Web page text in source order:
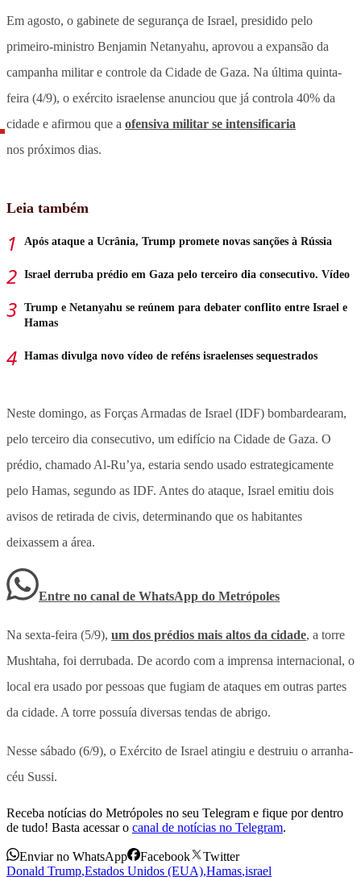
Em agosto, o gabinete de segurança de Israel, presidido pelo
primeiro-ministro Benjamin Netanyahu, aprovou a expansão da
campanha militar e controle da Cidade de Gaza. Na última quinta-
feira (4/9), o exército israelense anunciou que já controla 40% da
cidade e afirmou que a ofensiva militar se intensificaria
nos próximos dias.
Leia também
Após ataque a Ucrânia, Trump promete novas sanções à Rússia
Israel derruba prédio em Gaza pelo terceiro dia consecutivo. Vídeo
Trump e Netanyahu se reúnem para debater conflito entre Israel e
Hamas
Hamas divulga novo vídeo de reféns israelenses sequestrados
Neste domingo, as Forças Armadas de Israel (IDF) bombardearam,
pelo terceiro dia consecutivo, um edifício na Cidade de Gaza. O
prédio, chamado Al-Ru’ya, estaria sendo usado estrategicamente
pelo Hamas, segundo as IDF. Antes do ataque, Israel emitiu dois
avisos de retirada de civis, determinando que os habitantes
deixassem a área.
Entre no canal de WhatsApp do Metrópoles
Na sexta-feira (5/9), um dos prédios mais altos da cidade, a torre
Mushtaha, foi derrubada. De acordo com a imprensa internacional, o
local era usado por pessoas que fugiam de ataques em outras partes
da cidade. A torre possuía diversas tendas de abrigo.
Nesse sábado (6/9), o Exército de Israel atingiu e destruiu o arranha-
céu Sussi.
Receba notícias do Metrópoles no seu Telegram e fique por dentro
de tudo! Basta acessar o canal de notícias no Telegram.
Enviar no WhatsApp Facebook
Twitter
Donald Trump,Estados Unidos (EUA),Hamas,israel